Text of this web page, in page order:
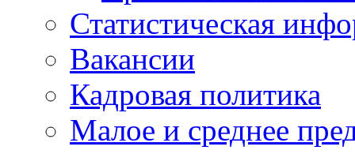
Статистическая
Вакансии
Кадровая политика
Малое и среднее